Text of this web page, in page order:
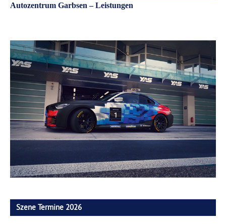
Autozentrum Garbsen – Leistungen
Szene Termine 2026